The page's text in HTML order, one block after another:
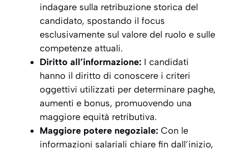
indagare sulla retribuzione storica del
candidato, spostando il focus
esclusivamente sul valore del ruolo e sulle
competenze attuali.
Diritto all’informazione: I candidati
hanno il diritto di conoscere i criteri
oggettivi utilizzati per determinare paghe,
aumenti e bonus, promuovendo una
maggiore equità retributiva.
Maggiore potere negoziale: Con le
informazioni salariali chiare fin dall’inizio,